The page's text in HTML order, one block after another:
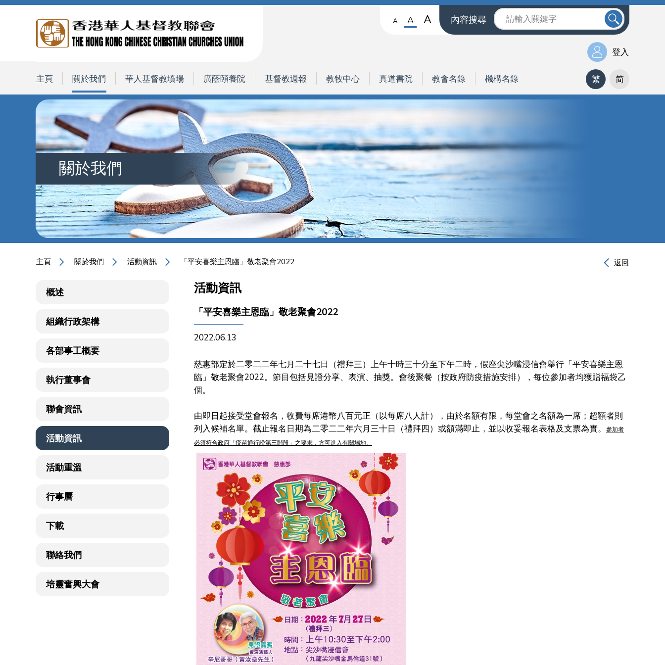
A A A 內容搜尋
登入
主頁 關於我們 華人基督教墳場 廣蔭頤養院 基督教週報 教牧中心 真道書院 教會名錄 機構名錄 繁 简
關於我們
主頁 關於我們 活動資訊 「平安喜樂主恩臨」敬老聚會2022 返回
概述
組織行政架構
各部事工概要
執行董事會
聯會資訊
活動資訊
活動重溫
行事曆
下載
聯絡我們
培靈奮興大會
活動資訊
「平安喜樂主恩臨」敬老聚會2022
2022.06.13
慈惠部定於二零二二年七月二十七日（禮拜三）上午十時三十分至下午二時，假座尖沙嘴浸信會舉行「平安喜樂主恩
臨」敬老聚會2022。節目包括見證分享、表演、抽獎。會後聚餐（按政府防疫措施安排），每位參加者均獲贈福袋乙
個。
由即日起接受堂會報名，收費每席港幣八百元正（以每席八人計），由於名額有限，每堂會之名額為一席；超額者則
列入候補名單。截止報名日期為二零二二年六月三十日（禮拜四）或額滿即止，並以收妥報名表格及支票為實。
參加者
必須符合政府「疫苗通行證第三階段」之要求，方可進入有關場地。